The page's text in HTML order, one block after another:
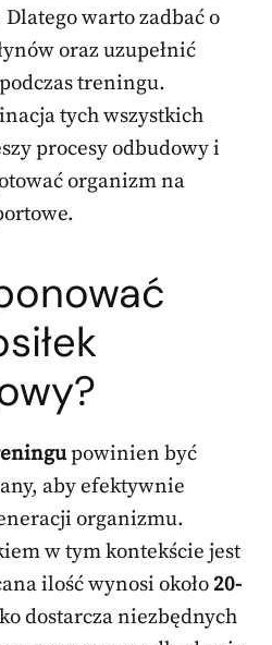
warto zadbać o
oraz uzupełnić
treningu.
tych wszystkich
procesy odbudowy i
organizm na
powinien być
aby efektywnie
organizmu.
w tym kontekście jest
ilość wynosi około 20-
dostarcza niezbędnych